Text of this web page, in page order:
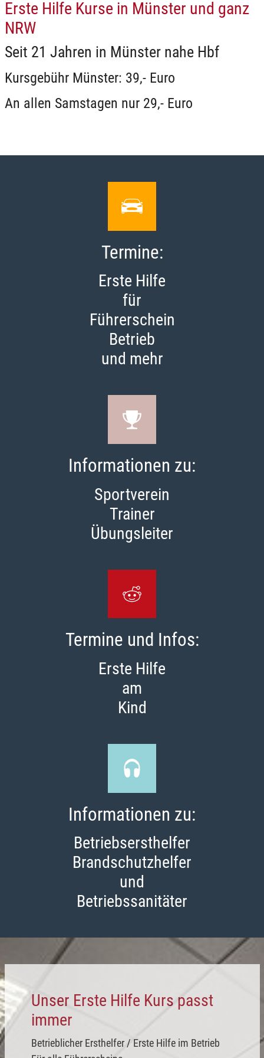
Erste Hilfe Kurse in Münster und ganz
NRW
Seit 21 Jahren in Münster nahe Hbf
Kursgebühr Münster: 39,- Euro
An allen Samstagen nur 29,- Euro
Termine:
Erste Hilfe
für
Führerschein
Betrieb
und mehr
Informationen zu:
Sportverein
Trainer
Übungsleiter
Termine und Infos:
Erste Hilfe
am
Kind
Informationen zu:
Betriebsersthelfer
Brandschutzhelfer
und
Betriebssanitäter
Unser Erste Hilfe Kurs passt
immer
Betrieblicher Ersthelfer / Erste Hilfe im Betrieb